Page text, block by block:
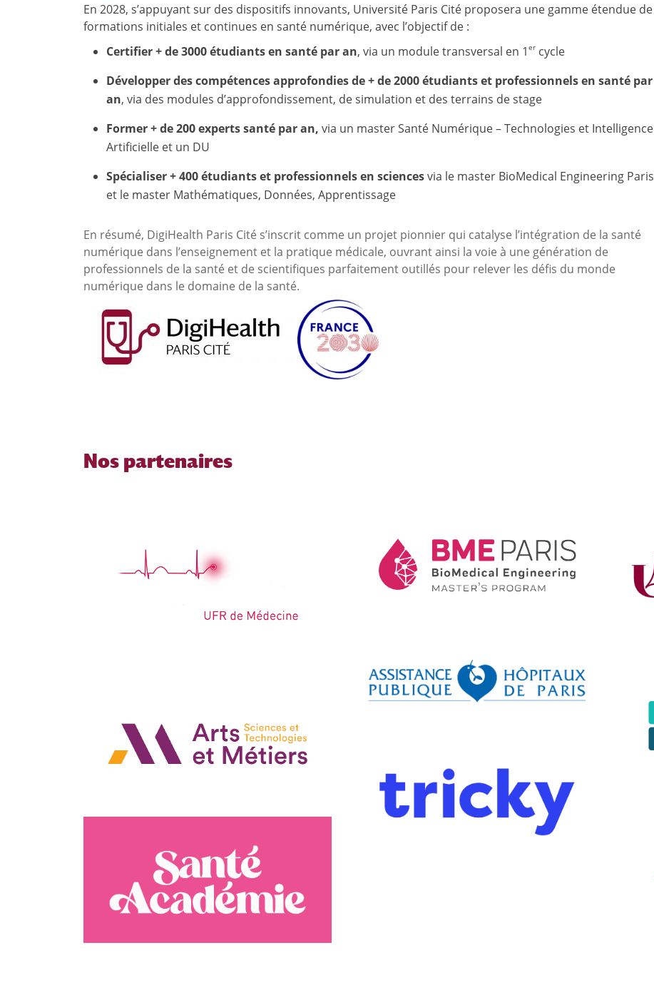
En 2028, s’appuyant sur des dispositifs innovants, Université Paris Cité proposera une gamme étendue de
formations initiales et continues en santé numérique, avec l’objectif de :
Certifier + de 3000 étudiants en santé par an, via un module transversal en 1er cycle
Développer des compétences approfondies de + de 2000 étudiants et professionnels en santé par
an, via des modules d’approfondissement, de simulation et des terrains de stage
Former + de 200 experts santé par an, via un master Santé Numérique – Technologies et Intelligence
Artificielle et un DU
Spécialiser + 400 étudiants et professionnels en sciencesvia le master BioMedical Engineering Paris
et le master Mathématiques, Données, Apprentissage
En résumé, DigiHealth Paris Cité s’inscrit comme un projet pionnier qui catalyse l’intégration de la santé
numérique dans l’enseignement et la pratique médicale, ouvrant ainsi la voie à une génération de
professionnels de la santé et de scientifiques parfaitement outillés pour relever les défis du monde
numérique dans le domaine de la santé.
Nos partenaires